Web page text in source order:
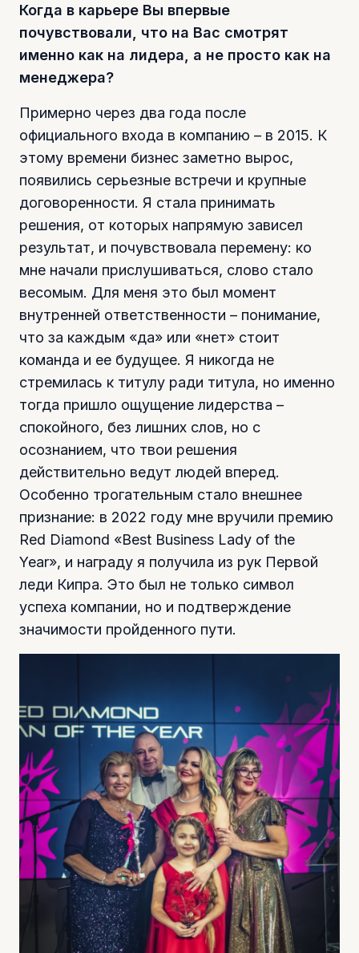
Когда в карьере Вы впервые
почувствовали, что на Вас смотрят
именно как на лидера, а не просто как на
менеджера?
Примерно через два года после
официального входа в компанию – в 2015. К
этому времени бизнес заметно вырос,
появились серьезные встречи и крупные
договоренности. Я стала принимать
решения, от которых напрямую зависел
результат, и почувствовала перемену: ко
мне начали прислушиваться, слово стало
весомым. Для меня это был момент
внутренней ответственности – понимание,
что за каждым «да» или «нет» стоит
команда и ее будущее. Я никогда не
стремилась к титулу ради титула, но именно
тогда пришло ощущение лидерства –
спокойного, без лишних слов, но с
осознанием, что твои решения
действительно ведут людей вперед.
Особенно трогательным стало внешнее
признание: в 2022 году мне вручили премию
Red Diamond «Best Business Lady of the
Year», и награду я получила из рук Первой
леди Кипра. Это был не только символ
успеха компании, но и подтверждение
значимости пройденного пути.